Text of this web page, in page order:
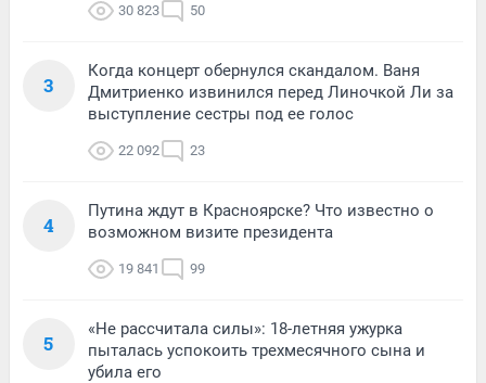
30 823 50
3
Когда концерт обернулся скандалом. Ваня
Дмитриенко извинился перед Линочкой Ли за
выступление сестры под ее голос
22 092 23
4
Путина ждут в Красноярске? Что известно о
возможном визите президента
19 841 99
5
«Не рассчитала силы»: 18-летняя ужурка
пыталась успокоить трехмесячного сына и
убила его